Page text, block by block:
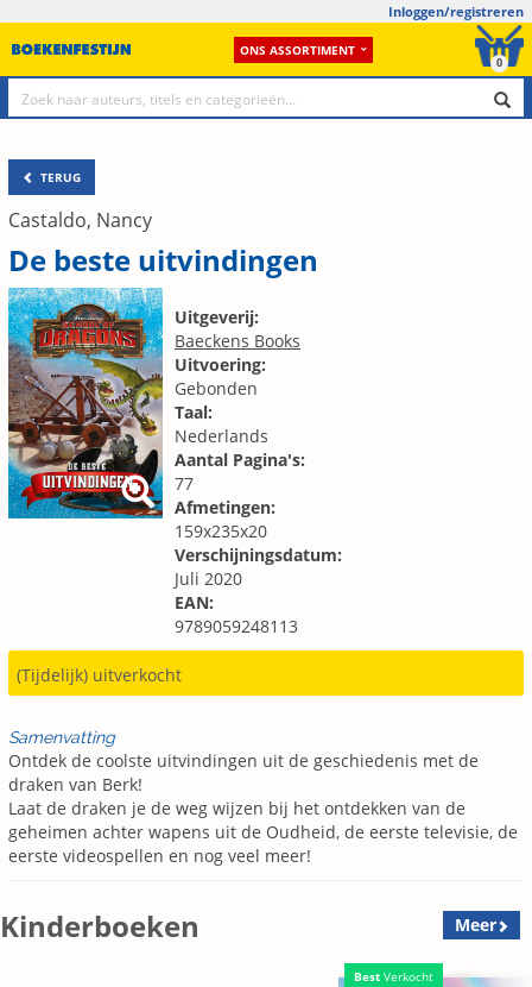
Inloggen/registreren
ONS ASSORTIMENT
0
TERUG
Castaldo, Nancy
De beste uitvindingen
Uitgeverij:
Baeckens Books
Uitvoering:
Gebonden
Taal:
Nederlands
Aantal Pagina's:
77
Afmetingen:
159x235x20
Verschijningsdatum:
Juli 2020
EAN:
9789059248113
(Tijdelijk) uitverkocht
Samenvatting
Ontdek de coolste uitvindingen uit de geschiedenis met de
draken van Berk!
Laat de draken je de weg wijzen bij het ontdekken van de
geheimen achter wapens uit de Oudheid, de eerste televisie, de
eerste videospellen en nog veel meer!
Kinderboeken Meer
Best Verkocht